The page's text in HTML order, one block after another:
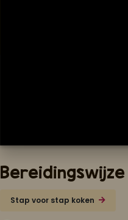
Bereidingswijze
Stap voor stap koken